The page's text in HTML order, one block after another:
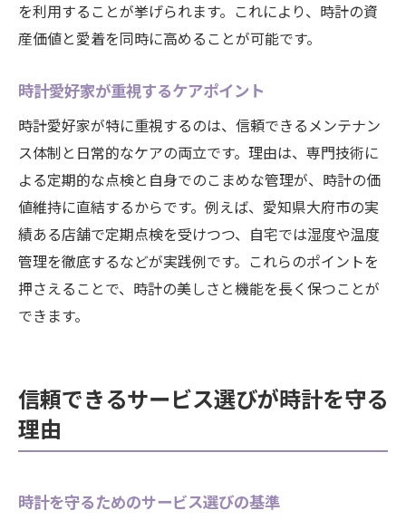
を利用することが挙げられます。これにより、時計の資
産価値と愛着を同時に高めることが可能です。
時計愛好家が重視するケアポイント
時計愛好家が特に重視するのは、信頼できるメンテナン
ス体制と日常的なケアの両立です。理由は、専門技術に
よる定期的な点検と自身でのこまめな管理が、時計の価
値維持に直結するからです。例えば、愛知県大府市の実
績ある店舗で定期点検を受けつつ、自宅では湿度や温度
管理を徹底するなどが実践例です。これらのポイントを
押さえることで、時計の美しさと機能を長く保つことが
できます。
信頼できるサービス選びが時計を守る
理由
時計を守るためのサービス選びの基準